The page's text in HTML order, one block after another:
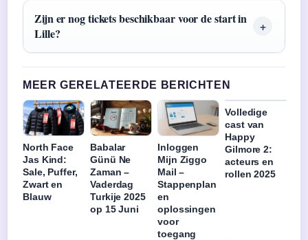
Zijn er nog tickets beschikbaar voor de start in
Lille?
MEER GERELATEERDE BERICHTEN
North Face
Jas Kind:
Sale, Puffer,
Zwart en
Blauw
Babalar
Günü Ne
Zaman –
Vaderdag
Turkije 2025
op 15 Juni
Inloggen
Mijn Ziggo
Mail –
Stappenplan
en
oplossingen
voor
toegang
Volledige
cast van
Happy
Gilmore 2:
acteurs en
rollen 2025